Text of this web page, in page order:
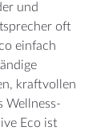
und
oft
einfach
kraftvollen
Wellness-
Eco ist